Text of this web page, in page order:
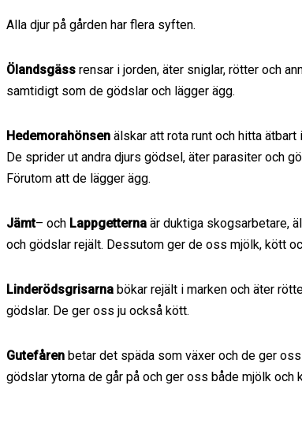
Alla djur på gården har flera syften.
Ölandsgäss rensar i jorden, äter sniglar, rötter och
samtidigt som de gödslar och lägger ägg.
Hedemorahönsen älskar att rota runt och hitta ätbart
De sprider ut andra djurs gödsel, äter parasiter och
Förutom att de lägger ägg.
Jämt– och Lappgetterna är duktiga skogsarbetare,
och gödslar rejält. Dessutom ger de oss mjölk, kött
Linderödsgrisarna bökar rejält i marken och äter
gödslar. De ger oss ju också kött.
Gutefårenbetar det späda som växer och de ger oss
gödslar ytorna de går på och ger oss både mjölk och